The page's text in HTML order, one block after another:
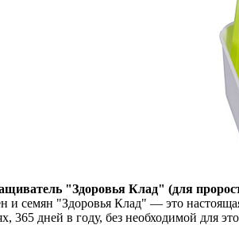
"Здоровья Клад" (для
и семян "Здоровья Клад" — это
365 дней в году, без необходимой для